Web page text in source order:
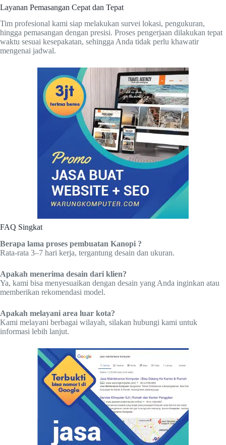
Layanan Pemasangan Cepat dan Tepat
Tim profesional kami siap melakukan survei lokasi, pengukuran,
hingga pemasangan dengan presisi. Proses pengerjaan dilakukan tepat
waktu sesuai kesepakatan, sehingga Anda tidak perlu khawatir
mengenai jadwal.
FAQ Singkat
Berapa lama proses pembuatan Kanopi ?
Rata-rata 3–7 hari kerja, tergantung desain dan ukuran.
Apakah menerima desain dari klien?
Ya, kami bisa menyesuaikan dengan desain yang Anda inginkan atau
memberikan rekomendasi model.
Apakah melayani area luar kota?
Kami melayani berbagai wilayah, silakan hubungi kami untuk
informasi lebih lanjut.